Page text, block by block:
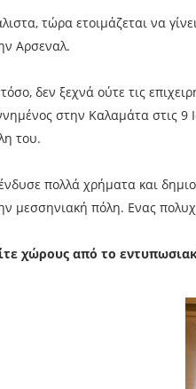
τώρα ετοιμάζεται να
Αρσεναλ.
δεν ξεχνά ούτε τις
στην Καλαμάτα στις 9
του.
πολλά χρήματα και
μεσσηνιακή πόλη. Ενας
χώρους από το